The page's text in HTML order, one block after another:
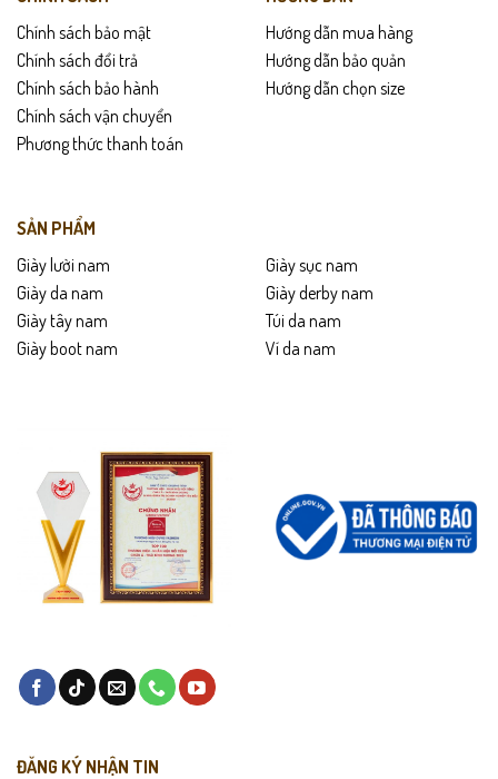
Chính sách bảo mật
Chính sách đổi trả
Chính sách bảo hành
Chính sách vận chuyển
Phương thức thanh toán
Hướng dẫn mua hàng
Hướng dẫn bảo quản
Hướng dẫn chọn size
SẢN PHẨM
Giày lười nam
Giày da nam
Giày tây nam
Giày boot nam
Giày sục nam
Giày derby nam
Túi da nam
Ví da nam
ĐĂNG KÝ NHẬN TIN